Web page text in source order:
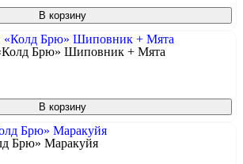
В корзину
Брю» Шиповник + Мята
В корзину
Брю» Маракуйя